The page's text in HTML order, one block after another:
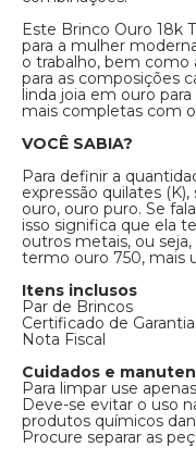
Este Brinco Ouro 18k
para a mulher
o trabalho, bem como
para as composições
linda joia em ouro
mais completas com
VOCÊ SABIA?
Para definir a
expressão quilates
ouro, ouro puro. Se
isso significa que ela
outros metais, ou
termo ouro 750, mais
Itens inclusos
Par de Brincos
Certificado de Garantia
Nota Fiscal
Cuidados e
Para limpar use
Deve-se evitar o uso
produtos químicos
Procure separar as